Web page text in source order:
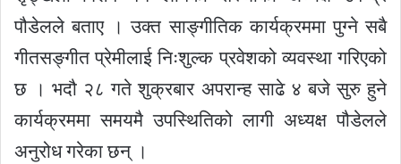
पौडेलले बताए । उक्त साङ्गीतिक कार्यक्रममा पुग्ने सबै
गीतसङ्गीत प्रेमीलाई निःशुल्क प्रवेशको व्यवस्था गरिएको
छ । भदौ २८ गते शुक्रबार अपरान्ह साढे ४ बजे सुरु हुने
कार्यक्रममा समयमै उपस्थितिको लागी अध्यक्ष पौडेलले
अनुरोध गरेका छन् ।